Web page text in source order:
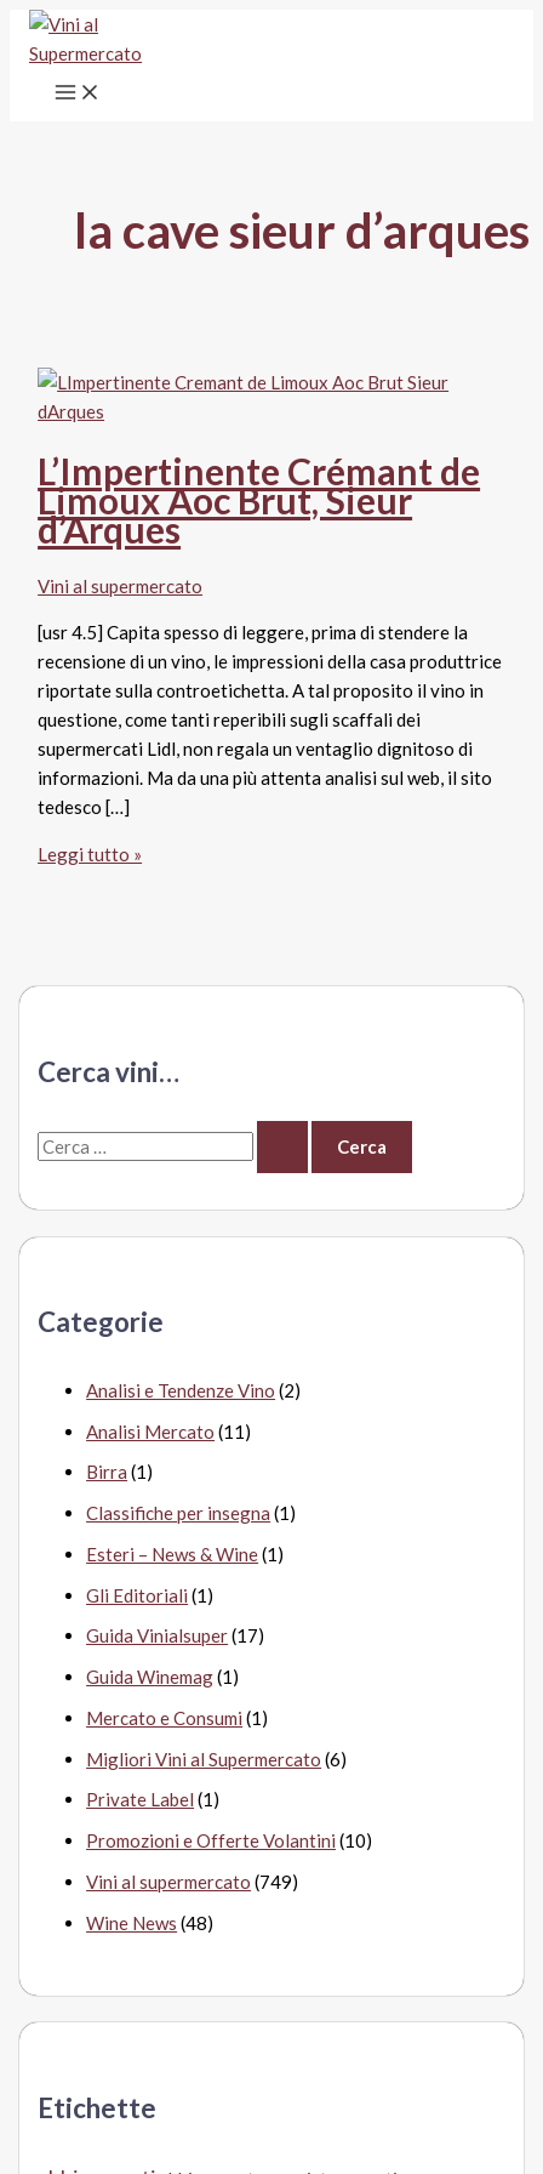
Vai
contenuto
la cave sieur d’arques
L’Impertinente Crémant de
Limoux Aoc Brut, Sieur
d’Arques
Vini al supermercato
[usr 4.5] Capita spesso di leggere, prima di stendere la
recensione di un vino, le impressioni della casa produttrice
riportate sulla controetichetta. A tal proposito il vino in
questione, come tanti reperibili sugli scaffali dei
supermercati Lidl, non regala un ventaglio dignitoso di
informazioni. Ma da una più attenta analisi sul web, il sito
tedesco […]
L’Impertinente
d’Arques
Leggi tutto »
Cerca vini…
C
r
:Categorie
Analisi e Tendenze Vino (2)
Analisi Mercato (11)
Birra (1)
Classifiche per insegna (1)
Esteri – News & Wine(1)
Gli Editoriali (1)
Guida Vinialsuper(17)
Guida Winemag(1)
Mercato e Consumi (1)
Migliori Vini al Supermercato (6)
Private Label (1)
Promozioni e Offerte Volantini (10)
Vini al supermercato (749)
Wine News (48)
Etichette